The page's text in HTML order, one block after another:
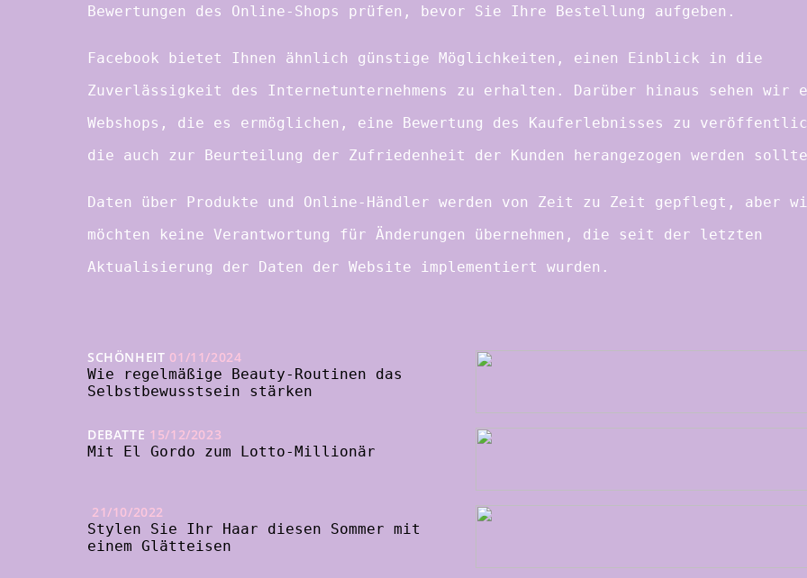
Bewertungen des Online-Shops prüfen, bevor Sie Ihre Bestellung aufgeben.
Facebook bietet Ihnen ähnlich günstige Möglichkeiten, einen Einblick in die
Zuverlässigkeit des Internetunternehmens zu erhalten. Darüber hinaus sehen wir
Webshops, die es ermöglichen, eine Bewertung des Kauferlebnisses zu
die auch zur Beurteilung der Zufriedenheit der Kunden herangezogen werden
Daten über Produkte und Online-Händler werden von Zeit zu Zeit gepflegt, aber
möchten keine Verantwortung für Änderungen übernehmen, die seit der letzten
Aktualisierung der Daten der Website implementiert wurden.
SCHÖNHEIT 01/11/2024
Wie regelmäßige Beauty-Routinen das
Selbstbewusstsein stärken
DEBATTE 15/12/2023
Mit El Gordo zum Lotto-Millionär
21/10/2022
Stylen Sie Ihr Haar diesen Sommer mit
einem Glätteisen